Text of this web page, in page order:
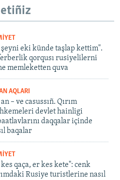
etiñiz
şeyni eki künde taşlap kettim".
qorqusı rusiyelilerni
memleketten quva
AQLARI
– ve casussıñ. Qırım
devlet hainligi
daqqalar içinde
baqalar
kes qaça, er kes kete": cenk
Rusiye turistlerine nasıl